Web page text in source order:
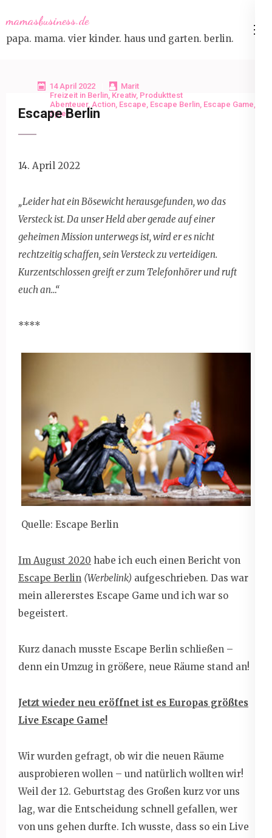
to
content
mamasbusiness.de
papa. mama. vier kinder. haus und garten. berlin.
14 April 2022
Marit
Freizeit in Berlin, Kreativ, Produkttest
Abenteuer, Action, Escape, Escape Berlin, Escape Game,
Spiel
Escape Berlin
14. April 2022
„Leider hat ein Bösewicht herausgefunden, wo das
Versteck ist. Da unser Held aber gerade auf einer
geheimen Mission unterwegs ist, wird er es nicht
rechtzeitig schaffen, sein Versteck zu verteidigen.
Kurzentschlossen greift er zum Telefonhörer und ruft
euch an…“
****
Quelle: Escape Berlin
Im August 2020 habe ich euch einen Bericht von
Escape Berlin (Werbelink) aufgeschrieben. Das war
mein allererstes Escape Game und ich war so
begeistert.
Kurz danach musste Escape Berlin schließen –
denn ein Umzug in größere, neue Räume stand an!
Jetzt wieder neu eröffnet ist es Europas größtes
Live Escape Game!
Wir wurden gefragt, ob wir die neuen Räume
ausprobieren wollen – und natürlich wollten wir!
Weil der 12. Geburtstag des Großen kurz vor uns
lag, war die Entscheidung schnell gefallen, wer
von uns gehen durfte. Ich wusste, dass so ein Live